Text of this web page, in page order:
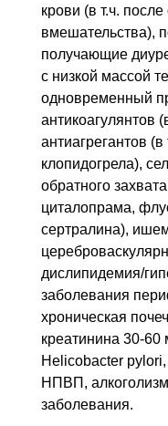
крови (в т.ч.
вмешательства),
получающие
с низкой массой
одновременный
антикоагулянтов
антиагрегантов
клопидогрела),
обратного
циталопрама,
сертралина),
дислипидемия/
заболевания
хроническая
креатинина 30-
Helicobacter
НПВП,
заболевания.